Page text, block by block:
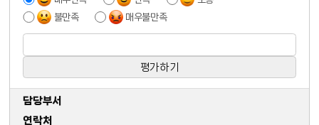
불만족
매우불만족
담당부서
연락처